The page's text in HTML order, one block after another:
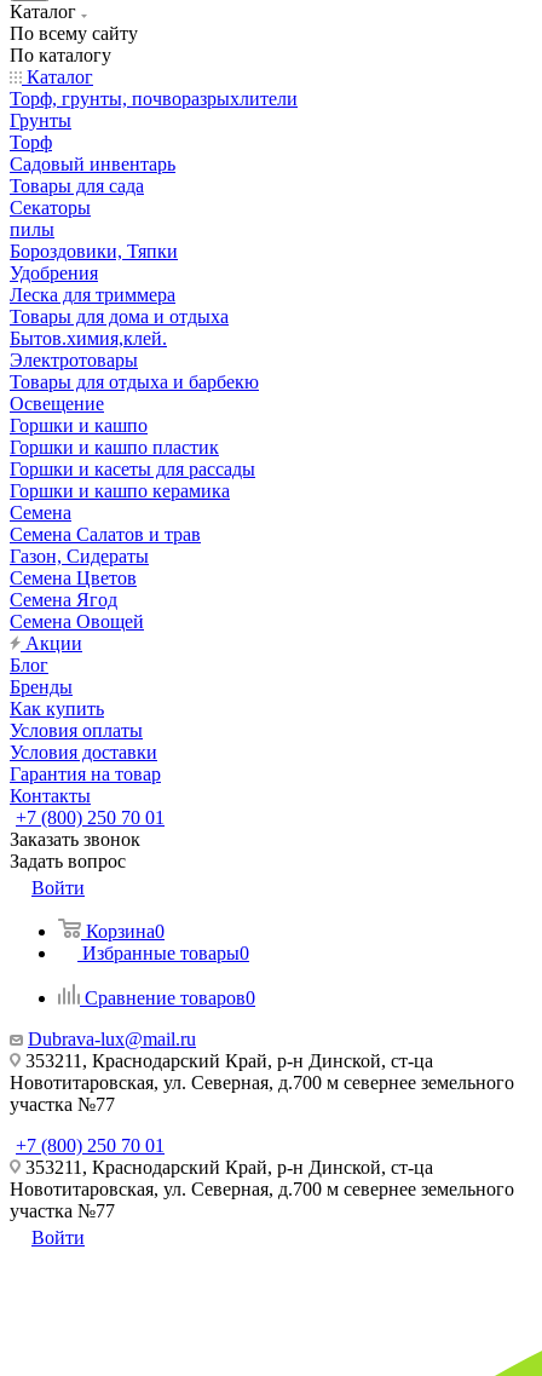
Каталог
По всему сайту
По каталогу
Каталог
Торф, грунты, почворазрыхлители
Грунты
Торф
Садовый инвентарь
Товары для сада
Секаторы
пилы
Бороздовики, Тяпки
Удобрения
Леска для триммера
Товары для дома и отдыха
Бытов.химия,клей.
Электротовары
Товары для отдыха и барбекю
Освещение
Горшки и кашпо
Горшки и кашпо пластик
Горшки и касеты для рассады
Горшки и кашпо керамика
Семена
Семена Салатов и трав
Газон, Сидераты
Семена Цветов
Семена Ягод
Семена Овощей
Акции
Блог
Бренды
Как купить
Условия оплаты
Условия доставки
Гарантия на товар
Контакты
+7 (800) 250 70 01
Заказать звонок
Задать вопрос
Войти
Корзина0
Избранные товары0
Сравнение товаров0
Dubrava-lux@mail.ru
353211, Краснодарский Край, р-н Динской, ст-ца
Новотитаровская, ул. Северная, д.700 м севернее земельного
участка №77
+7 (800) 250 70 01
353211, Краснодарский Край, р-н Динской, ст-ца
Новотитаровская, ул. Северная, д.700 м севернее земельного
участка №77
Войти